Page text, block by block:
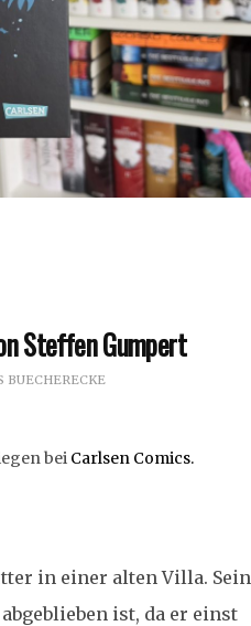
Steffen Gumpert
BUECHERECKE
bei Carlsen Comics.
in einer alten Villa. Sein
ist, da er einst